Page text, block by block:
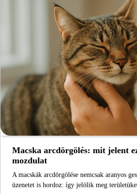
Macska arcdörgölés: mit jelent
mozdulat
A macskák arcdörgölése nemcsak aranyos
üzenetet is hordoz: így jelölik meg